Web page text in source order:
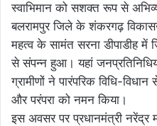
स्वाभिमान को सशक्त रूप से
बलरामपुर जिले के शंकरगढ़
महत्व के सामंत सरना डीपाडीह
से संपन्न हुआ। यहां
ग्रामीणों ने पारंपरिक विधि-
और परंपरा को नमन किया।
इस अवसर पर प्रधानमंत्री